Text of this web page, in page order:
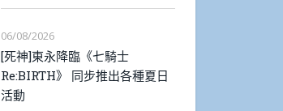
06/08/2026
[死神]東永降臨《七騎士
Re:BIRTH》 同步推出各種夏日
活動